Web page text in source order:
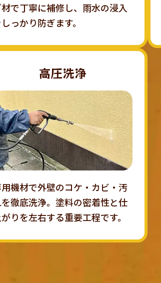
で丁寧に補修し、雨水の浸入
っかり防ぎます。
高圧洗浄
機材で外壁のコケ・カビ・汚
徹底洗浄。塗料の密着性と仕
がりを左右する重要工程です。